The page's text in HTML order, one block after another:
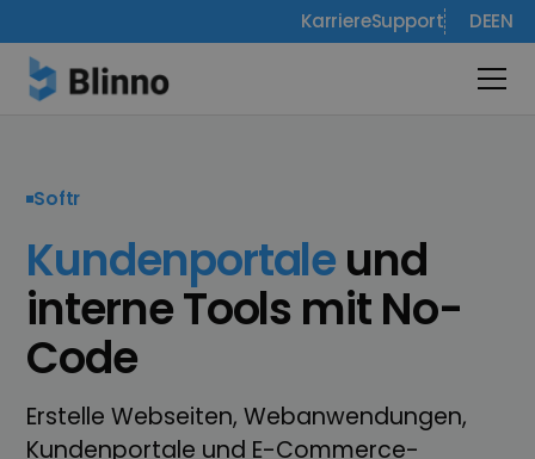
KarriereSupport DEEN
Softr
Kundenportaleund
interne Tools mit No-
Code
Erstelle Webseiten, Webanwendungen,
Kundenportale und E-Commerce-